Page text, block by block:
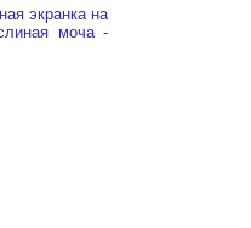
экранка на
моча -